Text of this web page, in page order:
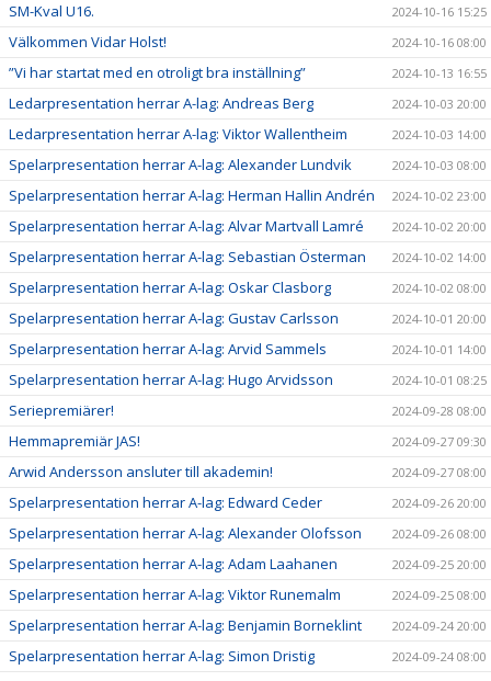
SM-Kval U16. 2024-10-16 15:25
Välkommen Vidar Holst! 2024-10-16 08:00
”Vi har startat med en otroligt bra inställning” 2024-10-13 16:55
Ledarpresentation herrar A-lag: Andreas Berg 2024-10-03 20:00
Ledarpresentation herrar A-lag: Viktor Wallentheim 2024-10-03 14:00
Spelarpresentation herrar A-lag: Alexander Lundvik 2024-10-03 08:00
Spelarpresentation herrar A-lag: Herman Hallin Andrén 2024-10-02 23:00
Spelarpresentation herrar A-lag: Alvar Martvall Lamré 2024-10-02 20:00
Spelarpresentation herrar A-lag: Sebastian Österman 2024-10-02 14:00
Spelarpresentation herrar A-lag: Oskar Clasborg 2024-10-02 08:00
Spelarpresentation herrar A-lag: Gustav Carlsson 2024-10-01 20:00
Spelarpresentation herrar A-lag: Arvid Sammels 2024-10-01 14:00
Spelarpresentation herrar A-lag: Hugo Arvidsson 2024-10-01 08:25
Seriepremiärer! 2024-09-28 08:00
Hemmapremiär JAS! 2024-09-27 09:30
Arwid Andersson ansluter till akademin! 2024-09-27 08:00
Spelarpresentation herrar A-lag: Edward Ceder 2024-09-26 20:00
Spelarpresentation herrar A-lag: Alexander Olofsson 2024-09-26 08:00
Spelarpresentation herrar A-lag: Adam Laahanen 2024-09-25 20:00
Spelarpresentation herrar A-lag: Viktor Runemalm 2024-09-25 08:00
Spelarpresentation herrar A-lag: Benjamin Borneklint 2024-09-24 20:00
Spelarpresentation herrar A-lag: Simon Dristig 2024-09-24 08:00